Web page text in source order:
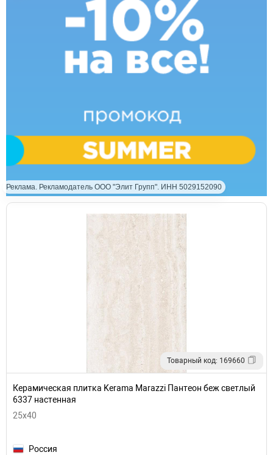
Реклама. Рекламодатель ООО "Элит Групп". ИНН 5029152090
Товарный код: 169660
Керамическая плитка Kerama Marazzi Пантеон беж светлый
6337 настенная
25x40
Россия